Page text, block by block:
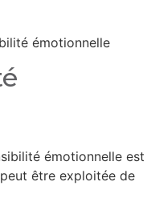
émotionnelle
émotionnelle est
être exploitée de